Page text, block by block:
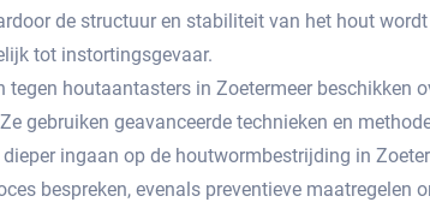
de structuur en stabiliteit van het hout
tot instortingsgevaar.​
tegen houtaantasters in Zoetermeer beschikken
gebruiken geavanceerde technieken en
ingaan op de houtwormbestrijding in
bespreken, evenals preventieve